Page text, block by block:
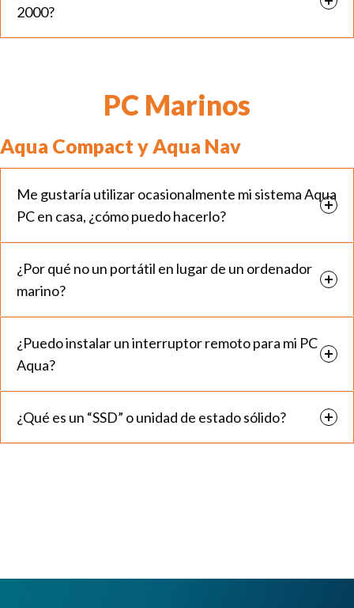
2000?
PC Marinos
Aqua Compact y Aqua Nav
Me gustaría utilizar ocasionalmente mi sistema Aqua
PC en casa, ¿cómo puedo hacerlo?
¿Por qué no un portátil en lugar de un ordenador
marino?
¿Puedo instalar un interruptor remoto para mi PC
Aqua?
¿Qué es un “SSD” o unidad de estado sólido?